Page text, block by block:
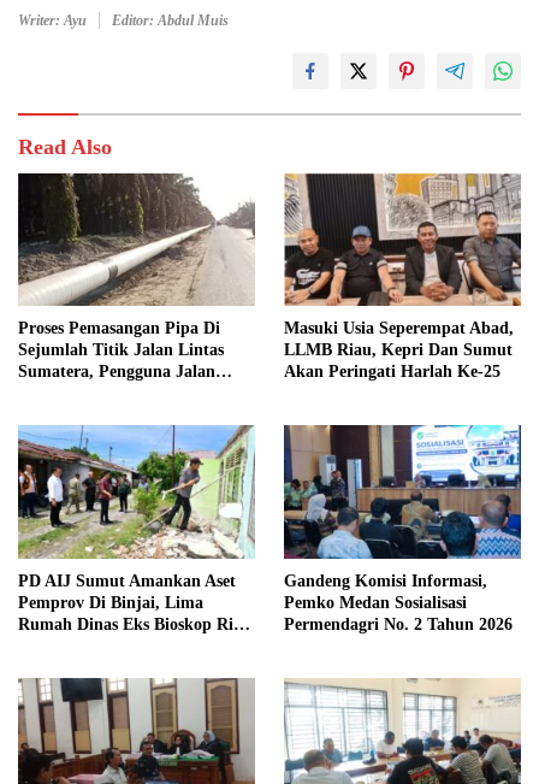
Writer: Ayu Editor: Abdul Muis
Read Also
Proses Pemasangan Pipa Di
Sejumlah Titik Jalan Lintas
Sumatera, Pengguna Jalan
Masuki Usia Seperempat Abad,
LLMB Riau, Kepri Dan Sumut
Akan Peringati Harlah Ke-25
PD AIJ Sumut Amankan Aset
Pemprov Di Binjai, Lima
Rumah Dinas Eks Bioskop Ria
Gandeng Komisi Informasi,
Pemko Medan Sosialisasi
Permendagri No. 2 Tahun 2026